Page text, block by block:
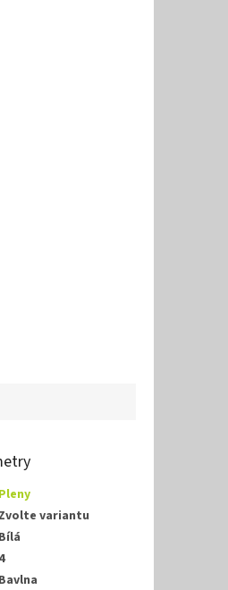
Pleny
Zvolte variantu
Bílá
4
Bavlna